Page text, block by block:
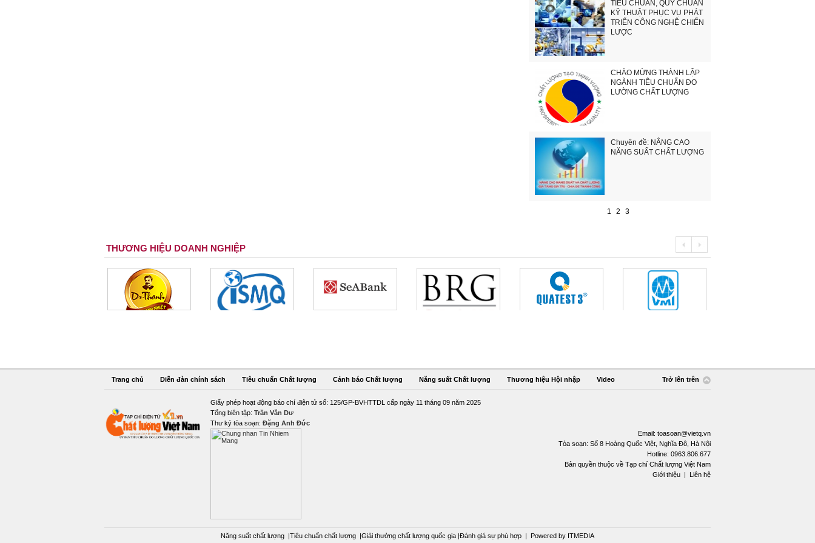
TIÊU CHUẨN, QUY CHUẨN
KỸ THUẬT PHỤC VỤ PHÁT
TRIỂN CÔNG NGHỆ CHIẾN
LƯỢC
CHÀO MỪNG THÀNH LẬP
NGÀNH TIÊU CHUẨN ĐO
LƯỜNG CHẤT LƯỢNG
Chuyên đề: NÂNG CAO
NĂNG SUẤT CHẤT LƯỢNG
1 2 3
THƯƠNG HIỆU DOANH NGHIỆP
Trang chủ Diễn đàn chính sách Tiêu chuẩn Chất lượng Cảnh báo Chất lượng Năng suất Chất lượng Thương hiệu Hội nhập Video Trở lên trên
Giấy phép hoạt động báo chí điện tử số: 125/GP-BVHTTDL cấp ngày 11 tháng 09 năm 2025
Tổng biên tập: Trần Văn Dư
Thư ký tòa soạn: Đặng Anh Đức
Email: toasoan@vietq.vn
Tòa soạn: Số 8 Hoàng Quốc Việt, Nghĩa Đô, Hà Nội
Hotline: 0963.806.677
Bản quyền thuộc về Tạp chí Chất lượng Việt Nam
Giới thiệu | Liên hệ
Năng suất chất lượng |Tiêu chuẩn chất lượng |Giải thưởng chất lượng quốc gia |Đánh giá sự phù hợp | Powered by ITMEDIA